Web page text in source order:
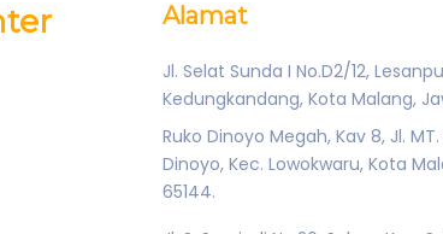
Alamat
Jl. Selat Sunda I No.D2/12,
Kedungkandang, Kota Malang,
Ruko Dinoyo Megah, Kav 8, Jl.
Dinoyo, Kec. Lowokwaru, Kota
65144.